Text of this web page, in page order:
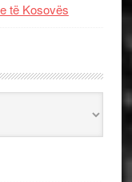
të Kosovës